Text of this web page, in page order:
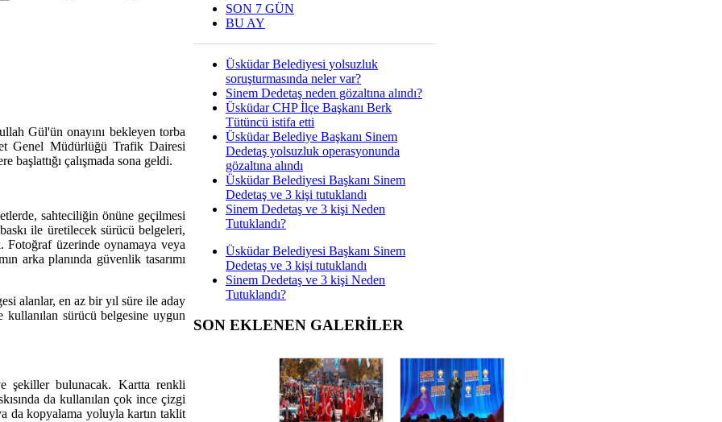
Gül'ün onayını bekleyen torba
Genel Müdürlüğü Trafik Dairesi
başlattığı çalışmada sona geldi.
sahteciliğin önüne geçilmesi
ile üretilecek sürücü belgeleri,
Fotoğraf üzerinde oynamaya veya
arka planında güvenlik tasarımı
alanlar, en az bir yıl süre ile aday
sürücü belgesine uygun
şekiller bulunacak. Kartta renkli
da kullanılan çok ince çizgi
da kopyalama yoluyla kartın taklit
SON 7 GÜN
BU AY
Üsküdar Belediyesi yolsuzluk
soruşturmasında neler var?
Sinem Dedetaş neden gözaltına alındı?
Üsküdar CHP İlçe Başkanı Berk
Tütüncü istifa etti
Üsküdar Belediye Başkanı Sinem
Dedetaş yolsuzluk operasyonunda
gözaltına alındı
Üsküdar Belediyesi Başkanı Sinem
Dedetaş ve 3 kişi tutuklandı
Sinem Dedetaş ve 3 kişi Neden
Tutuklandı?
Üsküdar Belediyesi Başkanı Sinem
Dedetaş ve 3 kişi tutuklandı
Sinem Dedetaş ve 3 kişi Neden
Tutuklandı?
SON EKLENEN GALERİLER